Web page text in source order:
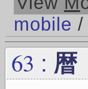
mobile /
63 : 暦